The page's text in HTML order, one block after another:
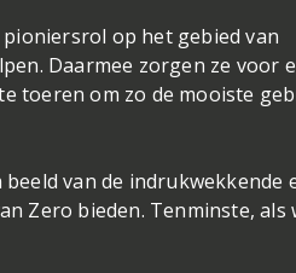
op het gebied van
Daarmee zorgen ze voor
toeren om zo de mooiste
van de indrukwekkende
Zero bieden. Tenminste, als